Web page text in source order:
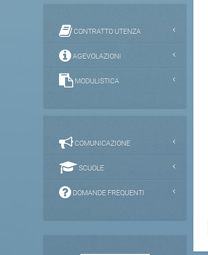
CONTRATTO UTENZA
AGEVOLAZIONI
MODULISTICA
COMUNICAZIONE
SCUOLE
DOMANDE FREQUENTI